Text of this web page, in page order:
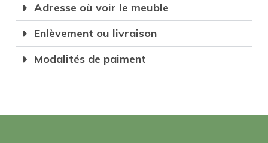
Adresse où voir le meuble
Enlèvement ou livraison
Modalités de paiment